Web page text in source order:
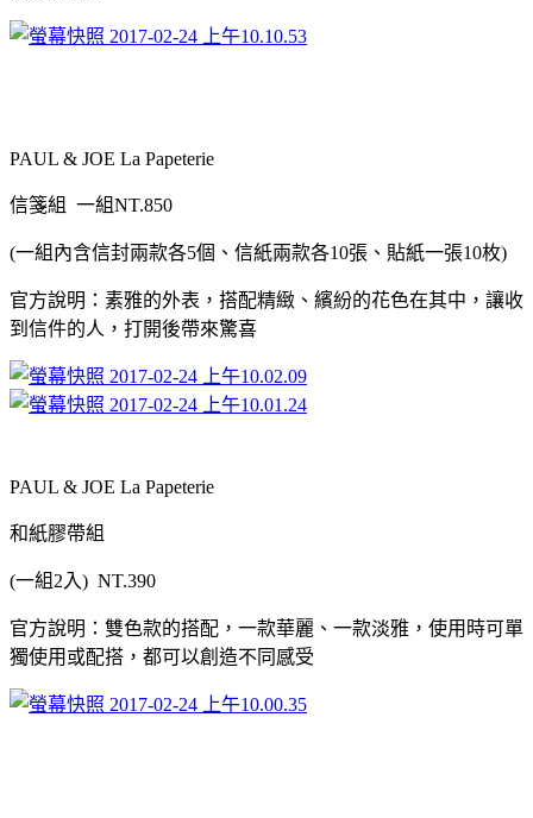
PAUL & JOE La Papeterie
信箋組 一組NT.850
(一組內含信封兩款各5個、信紙兩款各10張、貼紙一張10枚)
官方說明：素雅的外表，搭配精緻、繽紛的花色在其中，讓收
到信件的人，打開後帶來驚喜
PAUL & JOE La Papeterie
和紙膠帶組
(一組2 入) NT.390
官方說明：雙色款的搭配，一款華麗、一款淡雅，使用時可單
獨使用或配搭，都可以創造不同感受